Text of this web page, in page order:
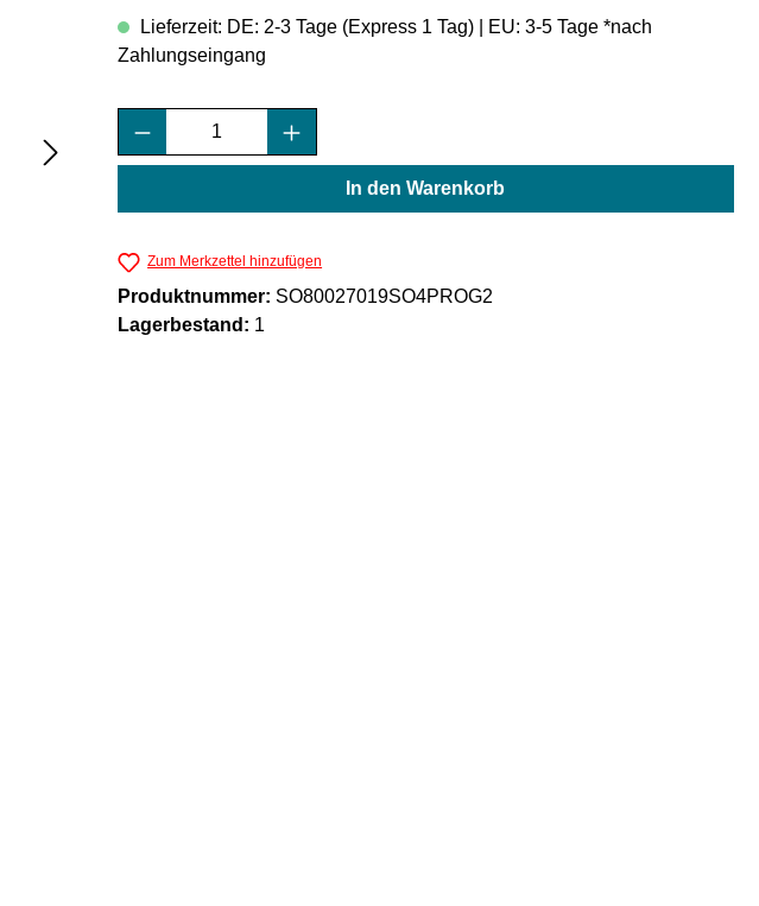
Lieferzeit: DE: 2-3 Tage (Express 1 Tag) | EU: 3-5 Tage *nach
Zahlungseingang
Produkt Anzahl: Gib den gewünschten Wert ein
In den Warenkorb
Zum Merkzettel hinzufügen
Produktnummer: SO80027019SO4PROG2
Lagerbestand: 1